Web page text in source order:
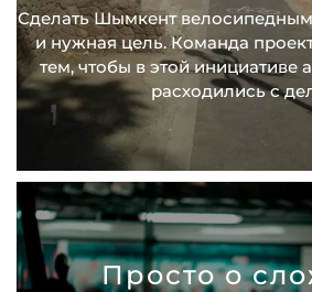
Сделать Шымкент
и нужная цель. Команда
тем, чтобы в этой инициативе
расходились с
Просто о